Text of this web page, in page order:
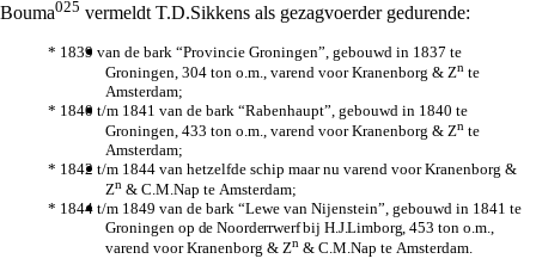
Bouma025 vermeldt T.D.Sikkens als gezagvoerder gedurende:
* 1839 van de bark “Provincie Groningen”, gebouwd in 1837 te
Groningen, 304 ton o.m., varend voor Kranenborg & Zn te
Amsterdam;
* 1840 t/m 1841 van de bark “Rabenhaupt”, gebouwd in 1840 te
Groningen, 433 ton o.m., varend voor Kranenborg & Zn te
Amsterdam;
* 1842 t/m 1844 van hetzelfde schip maar nu varend voor Kranenborg &
Zn & C.M.Nap te Amsterdam;
* 1844 t/m 1849 van de bark “Lewe van Nijenstein”, gebouwd in 1841 te
Groningen op de Noorderrwerf bij H.J.Limborg, 453 ton o.m.,
varend voor Kranenborg & Zn & C.M.Nap te Amsterdam.